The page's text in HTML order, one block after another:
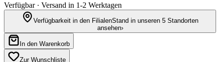
Verfügbar · Versand in 1-2 Werktagen
Verfügbarkeit in den FilialenStand in unseren 5 Standorten
ansehen›
In den Warenkorb
Zur Wunschliste